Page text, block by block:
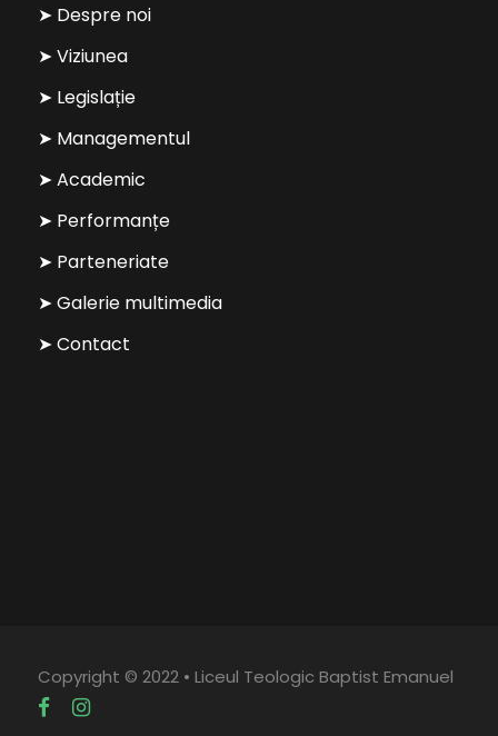
➤ Despre noi
➤ Viziunea
➤ Legislație
➤ Managementul
➤ Academic
➤ Performanțe
➤ Parteneriate
➤ Galerie multimedia
➤ Contact
Copyright © 2022 • Liceul Teologic Baptist Emanuel